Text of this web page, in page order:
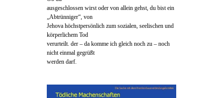
ausgeschlossen wirst oder von allein gehst, du bist ein
„Abtrünniger“, von
Jehova höchstpersönlich zum sozialen, seelischen und
körperlichem Tod
verurteilt. der – da komme ich gleich noch zu – noch
nicht einmal gegrüßt
werden darf.